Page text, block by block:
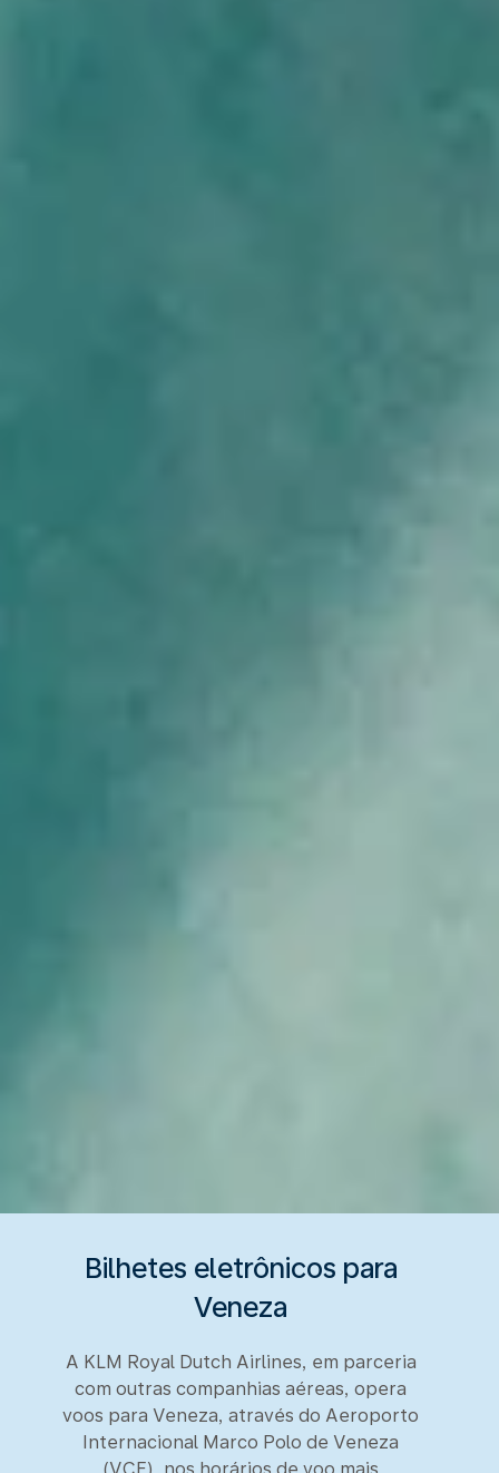
Bilhetes eletrônicos para
Veneza
A KLM Royal Dutch Airlines, em parceria
com outras companhias aéreas, opera
voos para Veneza, através do Aeroporto
Internacional Marco Polo de Veneza